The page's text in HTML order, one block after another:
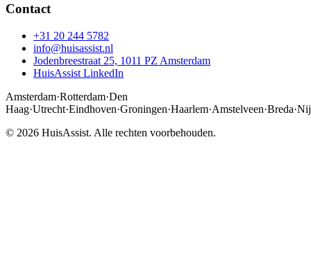
Contact
+31 20 244 5782
info@huisassist.nl
Jodenbreestraat 25, 1011 PZ Amsterdam
HuisAssist LinkedIn
Amsterdam·Rotterdam·Den
Haag·Utrecht·Eindhoven·Groningen·Haarlem·Amstelveen·Breda·
© 2026 HuisAssist. Alle rechten voorbehouden.